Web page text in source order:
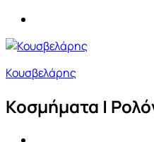
Κουσβελάρης
Κοσμήματα |